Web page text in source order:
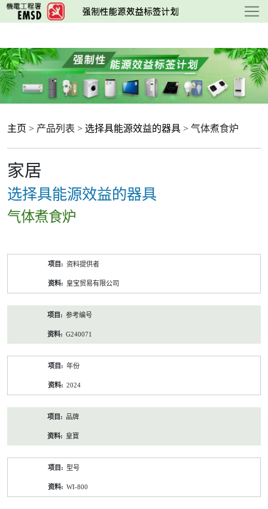
跳
至
要
内
容
主页 > 产品列表 > 选择具能源效益的器具 > 气体煮食炉
家居
选择具能源效益的器具
气体煮食炉
资料提供者
皇宝贸易有限公司
参考编号
G240071
年份
2024
品牌
皇寶
型号
WI-800